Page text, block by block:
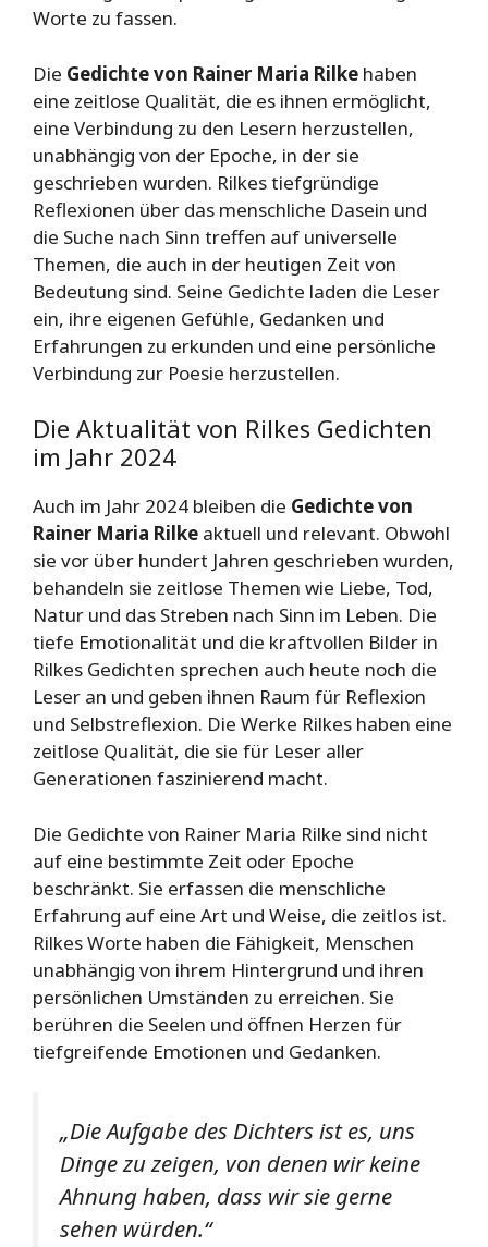
Worte zu fassen.
Die Gedichte von Rainer Maria Rilke haben
eine zeitlose Qualität, die es ihnen ermöglicht,
eine Verbindung zu den Lesern herzustellen,
unabhängig von der Epoche, in der sie
geschrieben wurden. Rilkes tiefgründige
Reflexionen über das menschliche Dasein und
die Suche nach Sinn treffen auf universelle
Themen, die auch in der heutigen Zeit von
Bedeutung sind. Seine Gedichte laden die Leser
ein, ihre eigenen Gefühle, Gedanken und
Erfahrungen zu erkunden und eine persönliche
Verbindung zur Poesie herzustellen.
Die Aktualität von Rilkes Gedichten
im Jahr 2024
Auch im Jahr 2024 bleiben die Gedichte von
Rainer Maria Rilke aktuell und relevant. Obwohl
sie vor über hundert Jahren geschrieben wurden,
behandeln sie zeitlose Themen wie Liebe, Tod,
Natur und das Streben nach Sinn im Leben. Die
tiefe Emotionalität und die kraftvollen Bilder in
Rilkes Gedichten sprechen auch heute noch die
Leser an und geben ihnen Raum für Reflexion
und Selbstreflexion. Die Werke Rilkes haben eine
zeitlose Qualität, die sie für Leser aller
Generationen faszinierend macht.
Die Gedichte von Rainer Maria Rilke sind nicht
auf eine bestimmte Zeit oder Epoche
beschränkt. Sie erfassen die menschliche
Erfahrung auf eine Art und Weise, die zeitlos ist.
Rilkes Worte haben die Fähigkeit, Menschen
unabhängig von ihrem Hintergrund und ihren
persönlichen Umständen zu erreichen. Sie
berühren die Seelen und öffnen Herzen für
tiefgreifende Emotionen und Gedanken.
„Die Aufgabe des Dichters ist es, uns
Dinge zu zeigen, von denen wir keine
Ahnung haben, dass wir sie gerne
sehen würden.“